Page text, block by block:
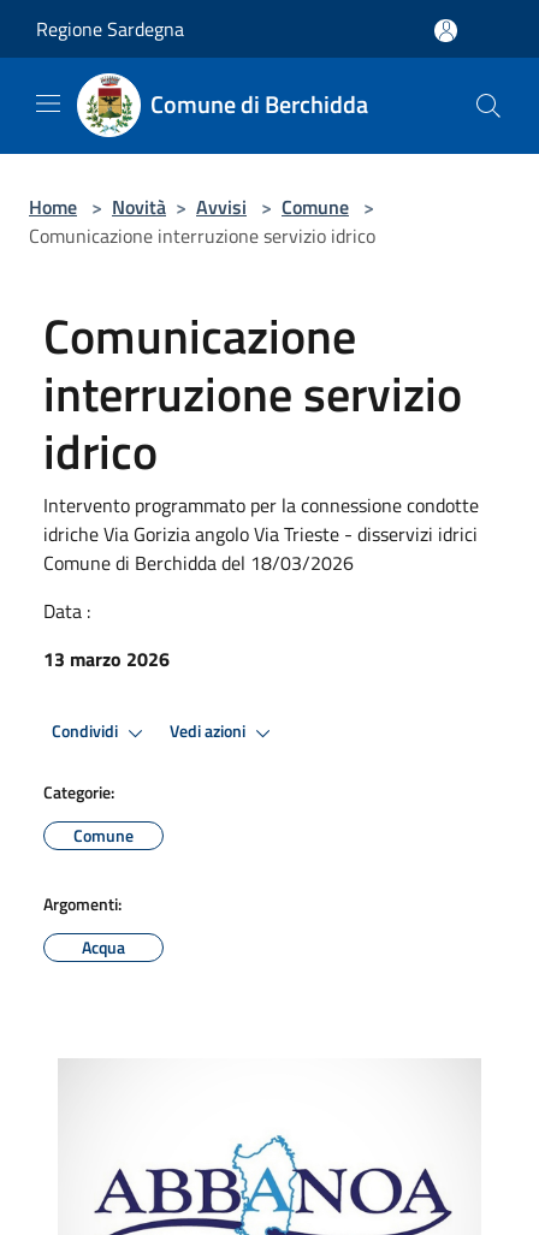
Regione Sardegna
Comune di Berchidda
Home > Novità > Avvisi > Comune >
Comunicazione interruzione servizio idrico
Comunicazione
interruzione servizio
idrico
Intervento programmato per la connessione condotte
idriche Via Gorizia angolo Via Trieste - disservizi idrici
Comune di Berchidda del 18/03/2026
Data :
13 marzo 2026
Condividi Vedi azioni
Categorie:
Comune
Argomenti:
Acqua